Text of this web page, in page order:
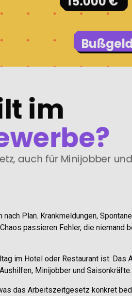
Plan. Krankmeldungen,
passieren Fehler, die niemand
im Hotel oder Restaurant ist:
Minijobber und
das Arbeitszeitgesetz konkret